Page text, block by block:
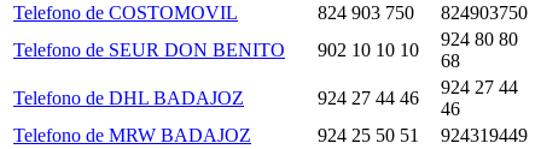
Telefono de COSTOMOVIL
824 903 750
824903750
Telefono de SEUR DON BENITO
902 10 10 10
924 80 80
68
Telefono de DHL BADAJOZ
924 27 44 46
924 27 44
46
Telefono de MRW BADAJOZ
924 25 50 51
924319449